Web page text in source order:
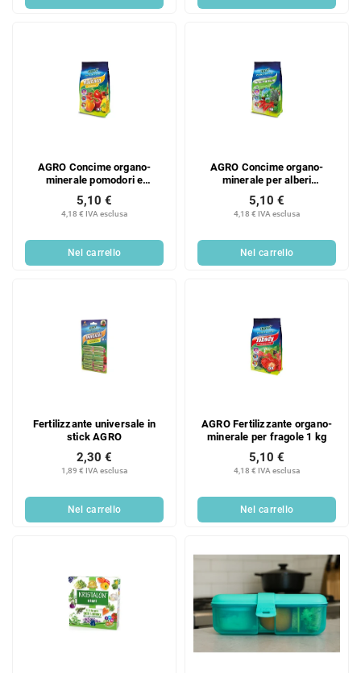
AGRO Concime organo-
minerale pomodori e
peperoni 1 kg
4,18 € IVA esclusa
5,10 €
Nel carrello
AGRO Concime organo-
minerale per alberi
ornamentali 1 kg
4,18 € IVA esclusa
5,10 €
Nel carrello
Fertilizzante universale in
stick AGRO
1,89 € IVA esclusa
2,30 €
Nel carrello
AGRO Fertilizzante organo-
minerale per fragole 1 kg
4,18 € IVA esclusa
5,10 €
Nel carrello